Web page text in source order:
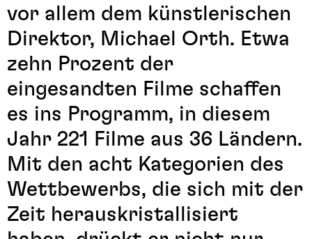
vor allem dem künstlerischen
Direktor, Michael Orth. Etwa
zehn Prozent der
eingesandten Filme schaffen
es ins Programm, in diesem
Jahr 221 Filme aus 36 Ländern.
Mit den acht Kategorien des
Wettbewerbs, die sich mit der
Zeit herauskristallisiert